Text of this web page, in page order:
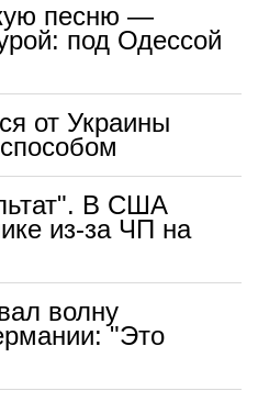
песню —
под Одессой
от Украины
В США
из-за ЧП на
волну
"Это